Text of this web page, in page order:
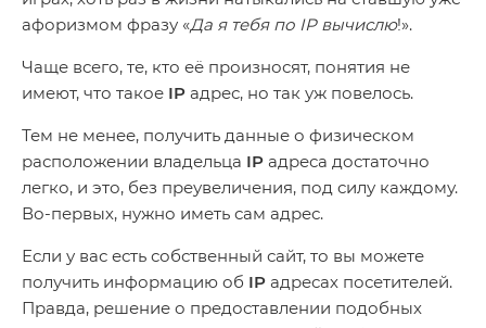
афоризмом фразу «Да я тебя по IP вычислю!».
Чаще всего, те, кто её произносят, понятия не
имеют, что такое IP адрес, но так уж повелось.
Тем не менее, получить данные о физическом
расположении владельца IP адреса достаточно
легко, и это, без преувеличения, под силу каждому.
Во-первых, нужно иметь сам адрес.
Если у вас есть собственный сайт, то вы можете
получить информацию об IP адресах посетителей.
Правда, решение о предоставлении подобных